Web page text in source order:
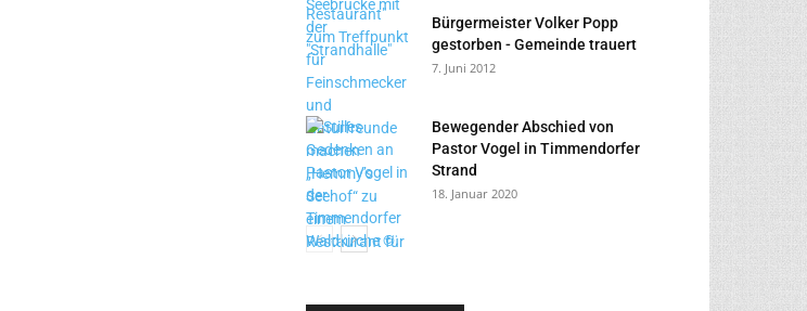
Bürgermeister Volker Popp
gestorben - Gemeinde trauert
7. Juni 2012
Bewegender Abschied von
Pastor Vogel in Timmendorfer
Strand
18. Januar 2020